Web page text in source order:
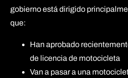
gobierno está dirigido
que:
Han aprobado
de licencia de motocicleta
Van a pasar a una